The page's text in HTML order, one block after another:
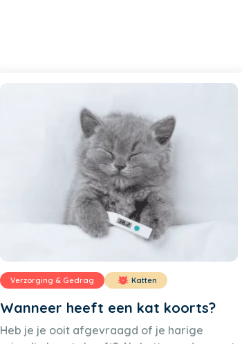
Verzorging & Gedrag Katten
Wanneer heeft een kat koorts?
Heb je je ooit afgevraagd of je harige